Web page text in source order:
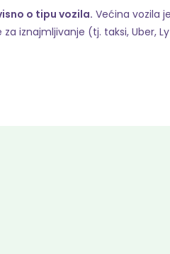
o tipu vozila. Većina vozila
za iznajmljivanje (tj. taksi, Uber,